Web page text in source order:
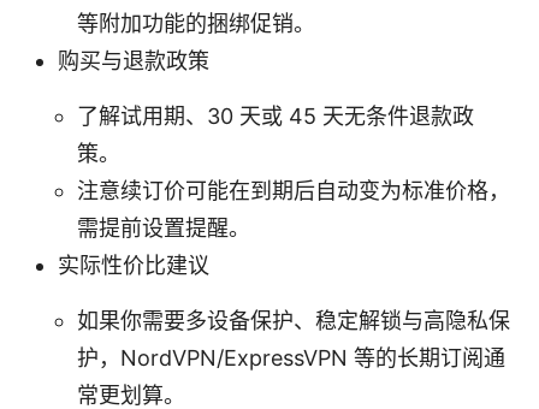
等附加功能的捆绑促销。
购买与退款政策
了解试用期、30 天或 45 天无条件退款政
策。
注意续订价可能在到期后自动变为标准价格，
需提前设置提醒。
实际性价比建议
如果你需要多设备保护、稳定解锁与高隐私保
护，NordVPN/ExpressVPN 等的长期订阅通
常更划算。